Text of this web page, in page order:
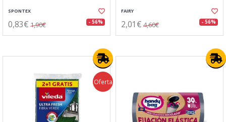
SPONTEX
0,83€ 1,90€ - 56%
FAIRY
2,01€ 4,60€ - 56%
Oferta